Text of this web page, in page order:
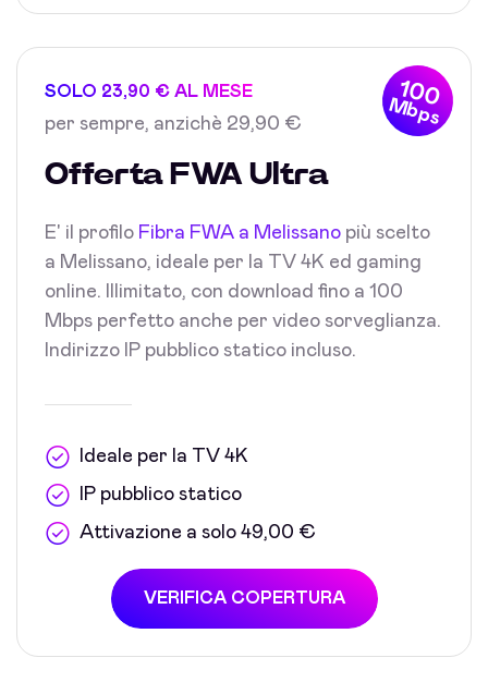
100
Mbps
SOLO 23,90 € AL MESE
per sempre, anzichè 29,90 €
Offerta FWA Ultra
E' il profilo Fibra FWA a Melissano più scelto
a Melissano, ideale per la TV 4K ed gaming
online. Illimitato, con download fino a 100
Mbps perfetto anche per video sorveglianza.
Indirizzo IP pubblico statico incluso.
Ideale per la TV 4K
IP pubblico statico
Attivazione a solo 49,00 €
VERIFICA COPERTURA